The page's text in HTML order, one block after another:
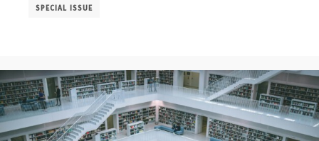
SPECIAL ISSUE